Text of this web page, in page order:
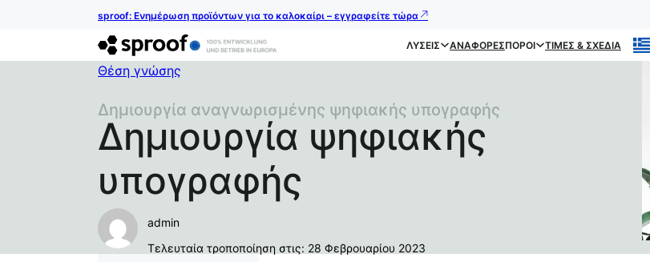
sproof: Ενημέρωση προϊόντων για το καλοκαίρι – εγγραφείτε τώρα
ΛΎΣΕΙΣ ΑΝΑΦΟΡΈΣΠΌΡΟΙ ΤΙΜΈΣ & ΣΧΈΔΙΑ
Θέση γνώσης
Δημιουργία ψηφιακής
υπογραφής
Δημιουργία αναγνωρισμένης ψηφιακής υπογραφής
admin
Τελευταία τροποποίηση στις: 28 Φεβρουαρίου 2023